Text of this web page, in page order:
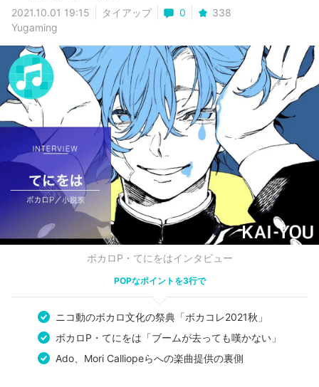
2021.10.01 19:15 タイアップ 0
338
Yugaming
ボカロP・てにをはインタビュー
POPなポイントを3行で
ニコ動のボカロ文化の祭典「ボカコレ2021秋」
ボカロP・てにをは「ブームが去っても嘆かない」
Ado、Mori Calliopeらへの楽曲提供の裏側